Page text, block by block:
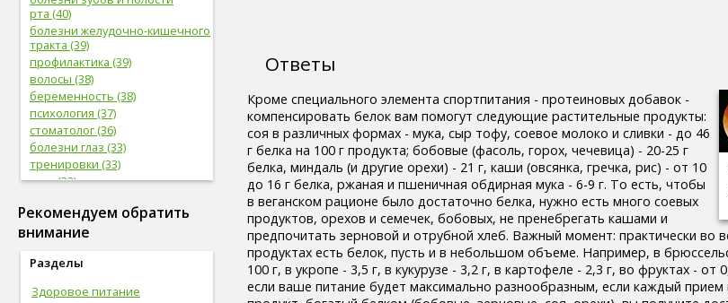
рта (40)
болезни желудочно-кишечного
тракта (39)
профилактика (39)
волосы (38)
беременность (38)
психология (37)
стоматолог (36)
болезни глаз (33)
тренировки (33)
нога (32)
фрукты (31)
сердечно-сосудистая
женская половая система (31)
живот (29)
Рекомендуем обратить
внимание
Разделы
Здоровое питание
Ответы
Кроме специального элемента спортпитания - протеиновых добавок -
компенсировать белок вам помогут следующие растительные продукты:
соя в различных формах - мука, сыр тофу, соевое молоко и сливки - до 46
г белка на 100 г продукта; бобовые (фасоль, горох, чечевица) - 20-25 г
белка, миндаль (и другие орехи) - 21 г, каши (овсянка, гречка, рис) - от 10
до 16 г белка, ржаная и пшеничная обдирная мука - 6-9 г. То есть, чтобы
в веганском рационе было достаточно белка, нужно есть много соевых
продуктов, орехов и семечек, бобовых, не пренебрегать кашами и
предпочитать зерновой и отрубной хлеб. Важный момент: практически во
продуктах есть белок, пусть и в небольшом объеме. Например, в
100 г, в укропе - 3,5 г, в кукурузе - 3,2 г, в картофеле - 2,3 г, во фруктах - от
если ваше питание будет максимально разнообразным, если каждый